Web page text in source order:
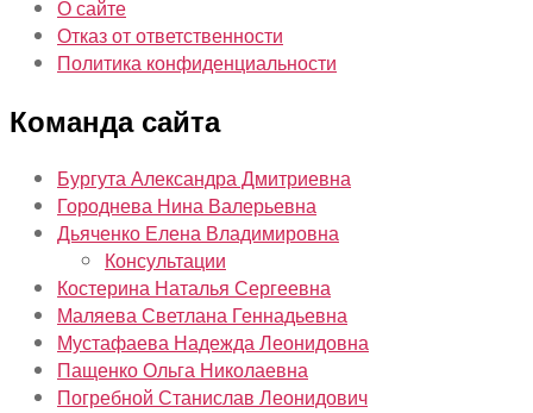
О сайте
Отказ от ответственности
Политика конфиденциальности
Команда сайта
Бургута Александра Дмитриевна
Городнева Нина Валерьевна
Дьяченко Елена Владимировна
Консультации
Костерина Наталья Сергеевна
Маляева Светлана Геннадьевна
Мустафаева Надежда Леонидовна
Пащенко Ольга Николаевна
Погребной Станислав Леонидович